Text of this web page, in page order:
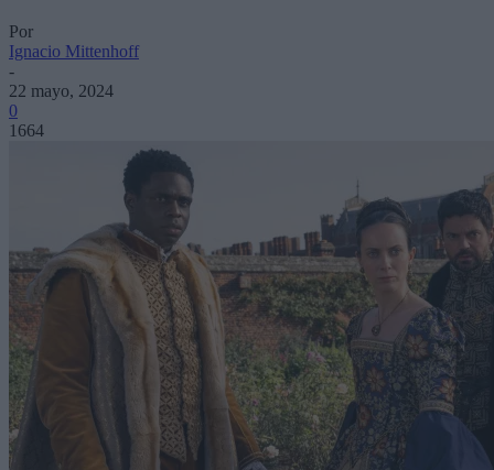
Por
Ignacio Mittenhoff
-
22 mayo, 2024
0
1664